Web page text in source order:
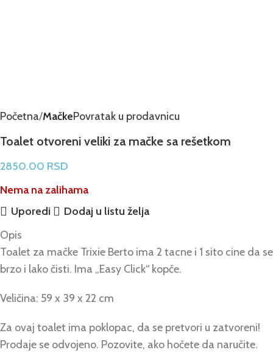
Početna MačkePovratak u prodavnicu
Toalet otvoreni veliki za mačke sa rešetkom
2850.00 RSD
Nema na zalihama
Uporedi
Dodaj u listu želja
Opis
Toalet za mačke Trixie Berto ima 2 tacne i 1 sito cine da se
brzo i lako čisti. Ima „Easy Click“ kopče.
Veličina: 59 x 39 x 22 cm
Za ovaj toalet ima poklopac, da se pretvori u zatvoreni!
Prodaje se odvojeno. Pozovite, ako hočete da naručite.